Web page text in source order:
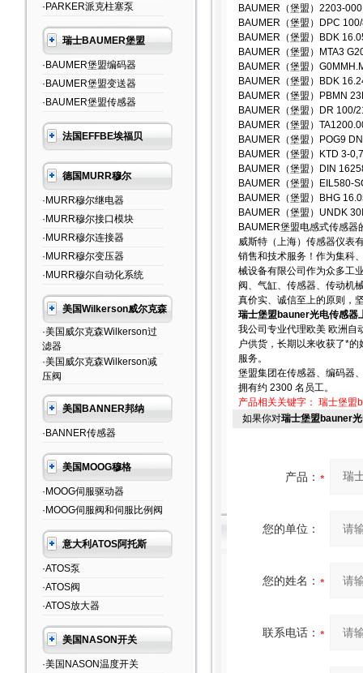
·PARKER派克柱塞泵
瑞士BAUMER堡盟
·BAUMER堡盟编码器
·BAUMER堡盟变送器
·BAUMER堡盟传感器
法国EFFBE埃福贝
德国MURR穆尔
·MURR穆尔继电器
·MURR穆尔接口模块
·MURR穆尔连接器
·MURR穆尔变压器
·MURR穆尔自动化系统
美国Wilkerson威尔克森
·美国威尔克森Wilkerson过
滤器
·美国威尔克森Wilkerson减
压阀
美国BANNER邦纳
·BANNER传感器
美国MOOG穆格
·MOOG伺服驱动器
·MOOG伺服阀和伺服比例阀
意大利ATOS阿托斯
·ATOS泵
·ATOS阀
·ATOS放大器
美国NASON开关
·美国NASON温度开关
BAUMER（堡盟）2203-
BAUMER（堡盟）DPC
BAUMER（堡盟）BDK
BAUMER（堡盟）MTA3
BAUMER（堡盟）
BAUMER（堡盟）BDK
BAUMER（堡盟）PBMN
BAUMER（堡盟）DR 100/
BAUMER（堡盟）
BAUMER（堡盟）POG9
BAUMER（堡盟）KTD 3-
BAUMER（堡盟）DIN
BAUMER（堡盟）EIL580-
BAUMER（堡盟）BHG
BAUMER（堡盟）UNDK
BAUMER堡盟电感式传感器
威斯特（上海）传感器仪表
销售和技术服务！作为集科
械设备有限公司作为众多工
阀、气缸、传感器、传动机
真价实、诚信至上的原则，
瑞士堡盟bauner光电传感器
我公司专业代理欧美 欧洲自
户供货，长期以来收获了*
服务。
堡盟集团在传感器、编码器
拥有约 2300 名员工。
产品相关关键字： 瑞士堡盟
如果你对瑞士堡盟bauner
产品：
您的单位：
您的姓名：
联系电话：